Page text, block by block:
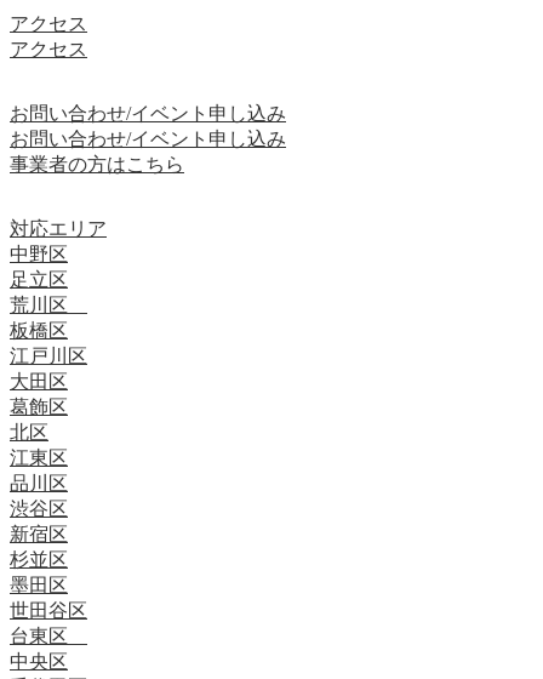
アクセス
アクセス
お問い合わせ/イベント申し込み
お問い合わせ/イベント申し込み
事業者の方はこちら
対応エリア
中野区
足立区
荒川区
板橋区
江戸川区
大田区
葛飾区
北区
江東区
品川区
渋谷区
新宿区
杉並区
墨田区
世田谷区
台東区
中央区